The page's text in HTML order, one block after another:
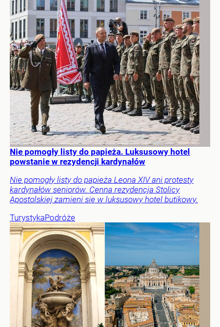
Nie pomogły listy do papieża. Luksusowy hotel
powstanie w rezydencji kardynałów
Nie pomogły listy do papieża Leona XIV ani protesty
kardynałów seniorów. Cenna rezydencja Stolicy
Apostolskiej zamieni się w luksusowy hotel butikowy.
TurystykaPodróże